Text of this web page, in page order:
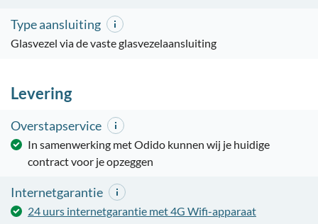
Type aansluiting
Glasvezel via de vaste glasvezelaansluiting
Levering
Overstapservice
In samenwerking met Odido kunnen wij je huidige
contract voor je opzeggen
Internetgarantie
24 uurs internetgarantie met 4G Wifi-apparaat